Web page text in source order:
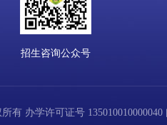
招生咨询公众号
有 办学许可证号 135010010000040